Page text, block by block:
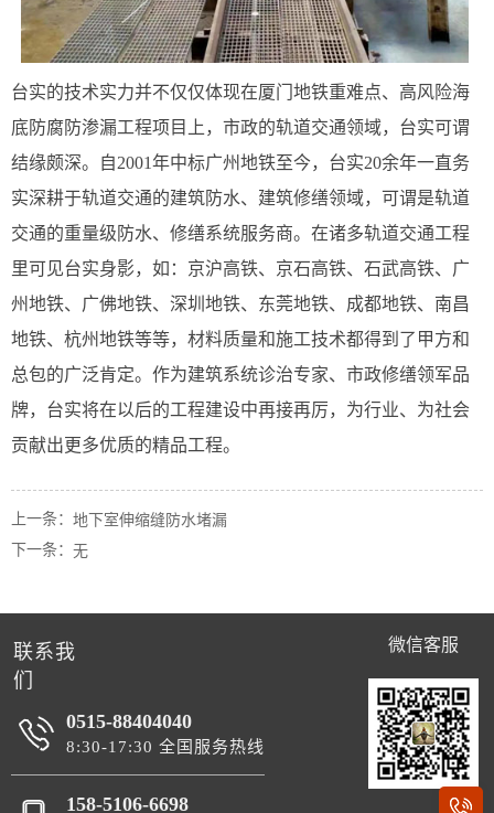
台实的技术实力并不仅仅体现在厦门地铁重难点、高风险海
底防腐防渗漏工程项目上，市政的轨道交通领域，台实可谓
结缘颇深。自2001年中标广州地铁至今，台实20余年一直务
实深耕于轨道交通的建筑防水、建筑修缮领域，可谓是轨道
交通的重量级防水、修缮系统服务商。在诸多轨道交通工程
里可见台实身影，如：京沪高铁、京石高铁、石武高铁、广
州地铁、广佛地铁、深圳地铁、东莞地铁、成都地铁、南昌
地铁、杭州地铁等等，材料质量和施工技术都得到了甲方和
总包的广泛肯定。作为建筑系统诊治专家、市政修缮领军品
牌，台实将在以后的工程建设中再接再厉，为行业、为社会
贡献出更多优质的精品工程。
上一条： 地下室伸缩缝防水堵漏
下一条： 无
联系我
们
0515-88404040
8:30-17:30 全国服务热线
158-5106-6698
微信客服